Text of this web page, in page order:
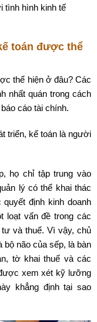
tình hình kinh tế
toán được thể
thể hiện ở đâu? Các
nhất quán trong cách
cáo tài chính.
triển, kế toán là người
họ chỉ tập trung vào
lý có thể khai thác
định kinh doanh
loạt vấn đề trong các
và thuế. Vì vậy, chủ
bộ não của sếp, là bàn
tờ khai thuế và các
xem xét kỹ lưỡng
khẳng định tại sao